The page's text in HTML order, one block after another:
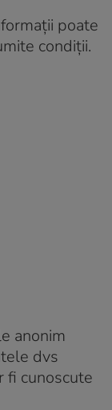
poate
condiții.
anonim
dvs
fi cunoscute